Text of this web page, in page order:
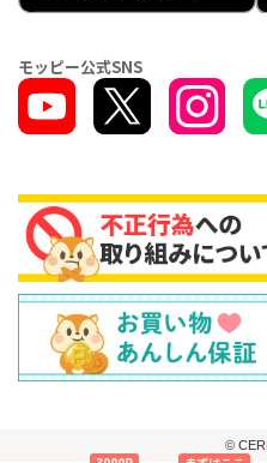
モッピー公式SNS
©